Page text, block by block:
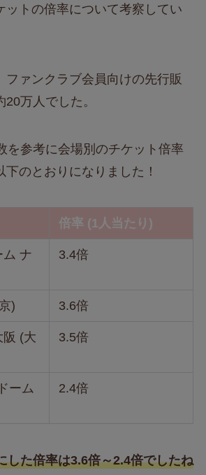
ットの倍率について考察してい
ファンクラブ会員向けの先行販
万人でした。
を参考に会場別のチケット倍率
下のとおりになりました！
倍率 (1人当たり)
ム ナ
3.4倍
) 3.6倍
阪 (大
3.5倍
ーム
2.4倍
した倍率は3.6倍～2.4倍でしたね